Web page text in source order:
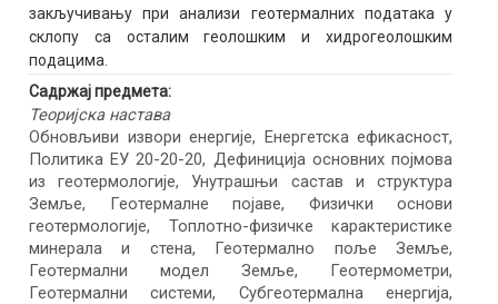
закључивању при анализи геотермалних података у
склопу са осталим геолошким и хидрогеолошким
подацима.
Садржај предмета:
Теоријска настава
Обновљиви извори енергије, Енергетска ефикасност,
Политика ЕУ 20-20-20, Дефиниција основних појмова
из геотермологије, Унутрашњи састав и структура
Земље, Геотермалне појаве, Физички основи
геотермологије, Топлотно-физичке карактеристике
минерала и стена, Геотермално поље Земље,
Геотермални модел Земље, Геотермометри,
Геотермални системи, Субгеотермална енергија,